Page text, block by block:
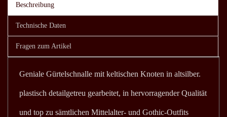
Beschreibung
Technische Daten
Fragen zum Artikel
Geniale Gürtelschnalle mit keltischen Knoten in altsilber.
plastisch detailgetreu gearbeitet, in hervorragender Qualität
und top zu sämtlichen Mittelalter- und Gothic-Outfits